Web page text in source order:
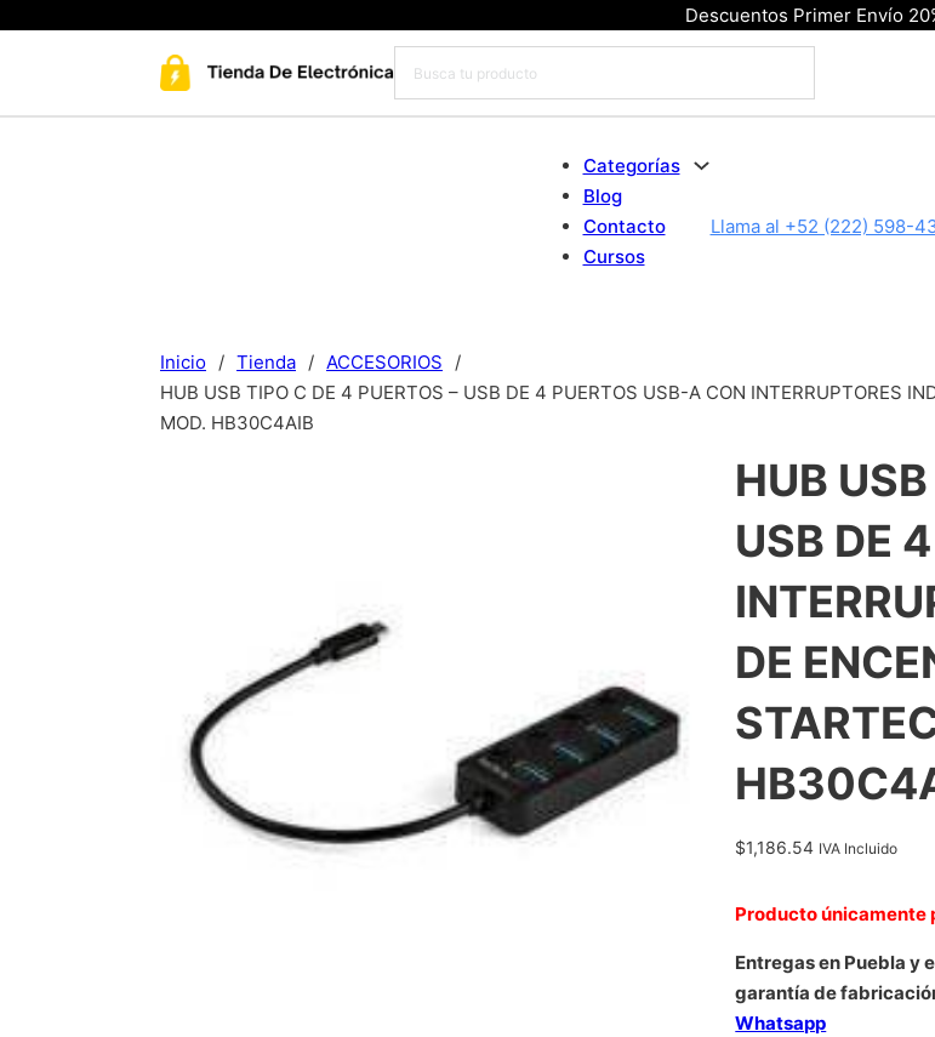
Descuentos Primer Envío
Categorías
Blog
Contacto
Cursos
Llama al +52 (222) 598-
Inicio / Tienda / ACCESORIOS
/
HUB USB TIPO C DE 4 PUERTOS – USB DE 4 PUERTOS USB-A CON INTERRUPTORES
MOD. HB30C4AIB
HUB
USB DE
DE
$1,186.54 IVA Incluido
Producto únicamente
Entregas en Puebla y
garantía de
Whatsapp